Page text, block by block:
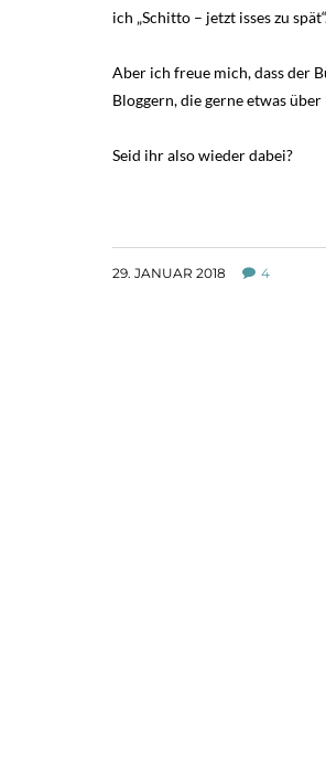
ich „Schitto – jetzt isses zu
Aber ich freue mich, dass der
Bloggern, die gerne etwas
Seid ihr also wieder dabei?
29. JANUAR 2018 4